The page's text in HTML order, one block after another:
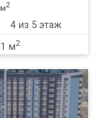
2
4 из 5 этаж
м2